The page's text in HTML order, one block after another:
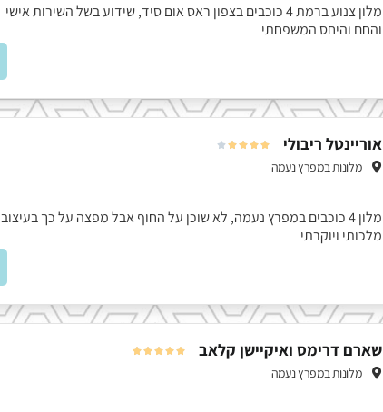
מלון צנוע ברמת 4 כוכבים בצפון ראס אום סיד, שידוע בשל השירות אישי
והחם והיחס המשפחתי
אוריינטל ריבולי 




מלונות במפרץ נעמה
מלון 4 כוכבים במפרץ נעמה, לא שוכן על החוף אבל מפצה על כך בעיצוב
מלכותי ויוקרתי
שארם דרימס ואיקיישן קלאב 




מלונות במפרץ נעמה